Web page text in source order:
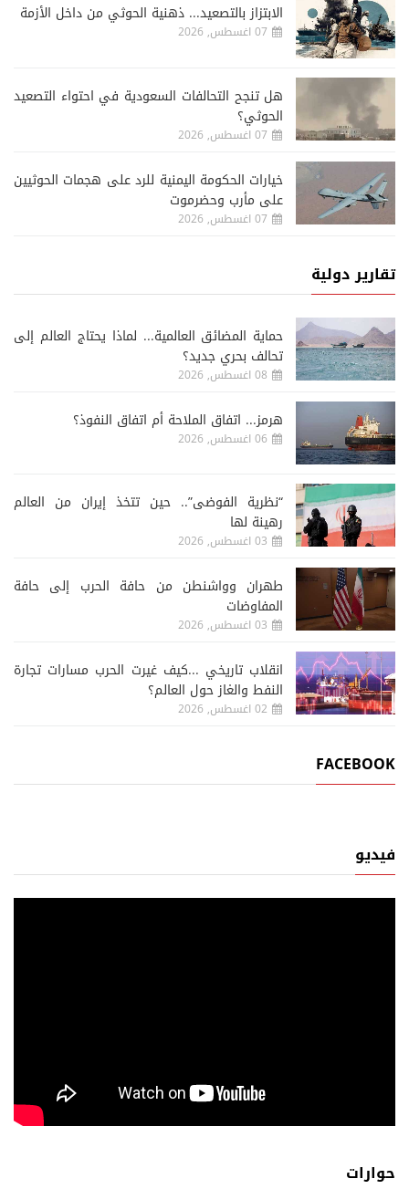
الابتزاز بالتصعيد... ذهنية الحوثي من داخل الأزمة
07 اغسطس, 2026
هل تنجح التحالفات السعودية في احتواء التصعيد
الحوثي؟
07 اغسطس, 2026
خيارات الحكومة اليمنية للرد على هجمات الحوثيين
على مأرب وحضرموت
07 اغسطس, 2026
تقارير دولية
حماية المضائق العالمية... لماذا يحتاج العالم إلى
تحالف بحري جديد؟
08 اغسطس, 2026
هرمز... اتفاق الملاحة أم اتفاق النفوذ؟
06 اغسطس, 2026
“نظرية الفوضى”.. حين تتخذ إيران من العالم
رهينة لها
03 اغسطس, 2026
طهران وواشنطن من حافة الحرب إلى حافة
المفاوضات
03 اغسطس, 2026
انقلاب تاريخي ...كيف غيرت الحرب مسارات تجارة
النفط والغاز حول العالم؟
02 اغسطس, 2026
FACEBOOK
فيديو
حوارات